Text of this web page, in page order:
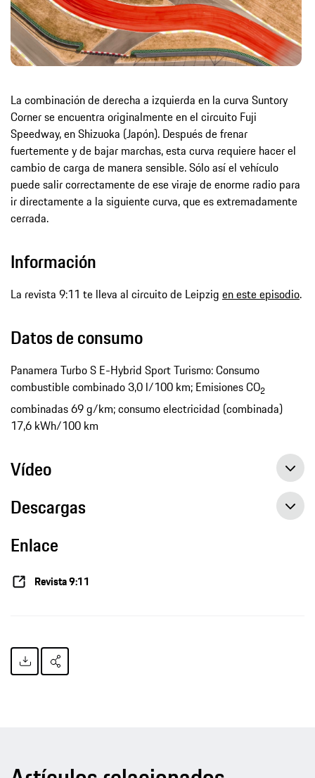
La combinación de derecha a izquierda en la curva Suntory
Corner se encuentra originalmente en el circuito Fuji
Speedway, en Shizuoka (Japón). Después de frenar
fuertemente y de bajar marchas, esta curva requiere hacer el
cambio de carga de manera sensible. Sólo así el vehículo
puede salir correctamente de ese viraje de enorme radio para
ir directamente a la siguiente curva, que es extremadamente
cerrada.
Información
La revista 9:11 te lleva al circuito de Leipzig en este episodio.
Datos de consumo
Panamera Turbo S E-Hybrid Sport Turismo: Consumo
combustible combinado 3,0 l/100 km; Emisiones CO2
combinadas 69 g/km; consumo electricidad (combinada)
17,6 kWh/100 km
Vídeo
Descargas
Enlace
Revista 9:11